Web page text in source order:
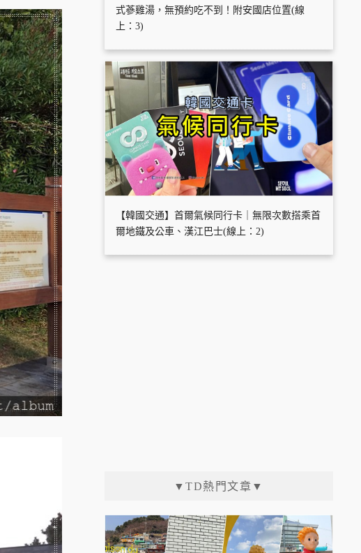
式蔘雞湯，無預約吃不到！附安國店位置(線
上：3)
【韓國交通】首爾氣候同行卡｜無限次數搭乘首
爾地鐵及公車、漢江巴士(線上：2)
▼TD熱門文章▼